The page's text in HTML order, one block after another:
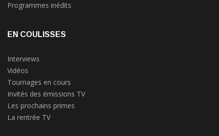
Programmes inédits
EN COULISSES
Interviews
Vidéos
Tournages en cours
Invités des émissions TV
Les prochains primes
La rentrée TV